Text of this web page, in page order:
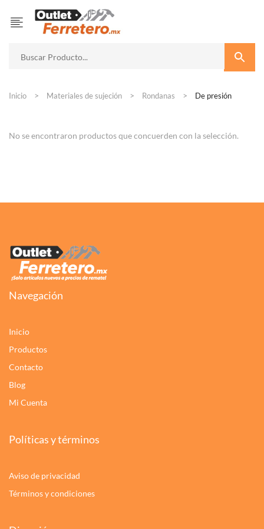
Inicio Materiales de sujeción Rondanas De presión
No se encontraron productos que concuerden con la selección.
Navegación
Inicio
Productos
Contacto
Blog
Mi Cuenta
Políticas y términos
Aviso de privacidad
Términos y condiciones